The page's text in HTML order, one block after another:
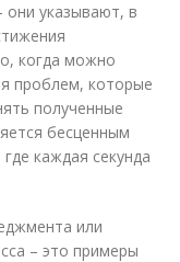
указывают, в
когда можно
проблем, которые
полученные
бесценным
каждая секунда
или
– это примеры